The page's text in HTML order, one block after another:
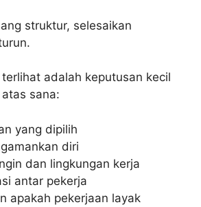
struktur, selesaikan
adalah keputusan kecil
sana:
yang dipilih
diri
dan lingkungan kerja
antar pekerja
apakah pekerjaan layak